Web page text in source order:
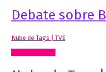
Debate sobre
Nube de Tags | TVE